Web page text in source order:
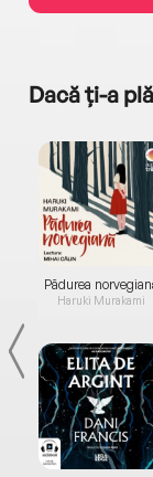
Dacă ți-a
Pădurea
Haruki Murakami